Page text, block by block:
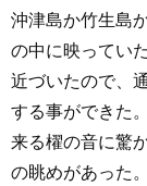
沖津島か竹生島
の中に映ってい
近づいたので、
する事ができた
来る櫂の音に驚
の眺めがあった